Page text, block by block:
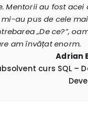
Mentorii au fost acei
au pus de cele
„De ce?”,
am învățat enorm.
Adrian
curs SQL –